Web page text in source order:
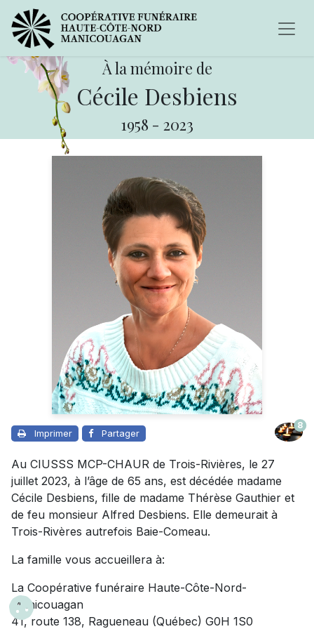
À la mémoire de
Cécile Desbiens
1958 - 2023
Imprimer Partager
8
Au CIUSSS MCP-CHAUR de Trois-Rivières, le 27
juillet 2023, à l’âge de 65 ans, est décédée madame
Cécile Desbiens, fille de madame Thérèse Gauthier et
de feu monsieur Alfred Desbiens. Elle demeurait à
Trois-Rivères autrefois Baie-Comeau.
La famille vous accueillera à:
La Coopérative funéraire Haute-Côte-Nord-
Manicouagan
41, route 138, Ragueneau (Québec) G0H 1S0